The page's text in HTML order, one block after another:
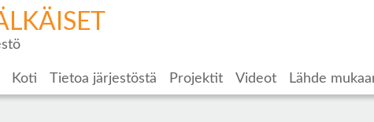
Koti Tietoa järjestöstä Projektit Videot Lähde